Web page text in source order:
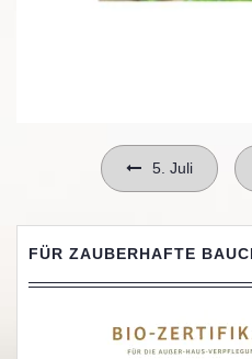
Beitragsnavigation
5. Juli
FÜR ZAUBERHAFTE